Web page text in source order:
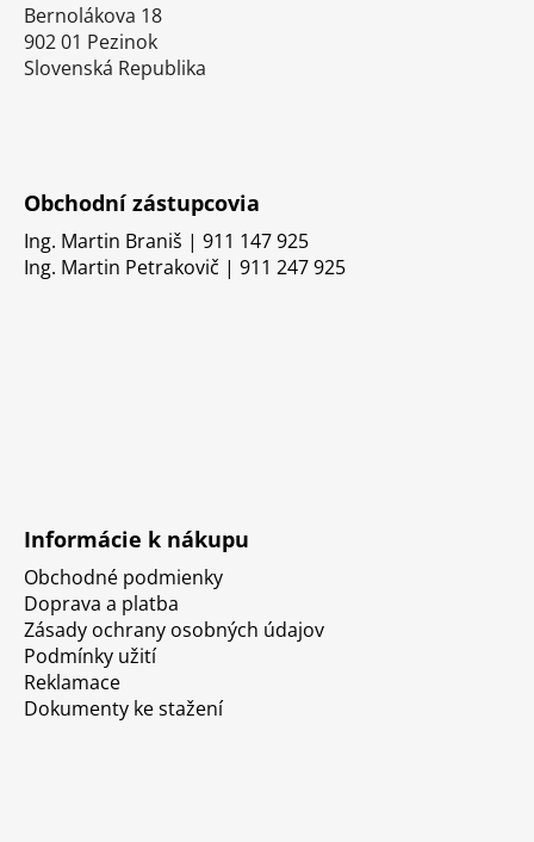
Bernolákova 18
902 01 Pezinok
Slovenská Republika
Obchodní zástupcovia
Ing. Martin Braniš | 911 147 925
Ing. Martin Petrakovič | 911 247 925
Informácie k nákupu
Obchodné podmienky
Doprava a platba
Zásady ochrany osobných údajov
Podmínky užití
Reklamace
Dokumenty ke stažení